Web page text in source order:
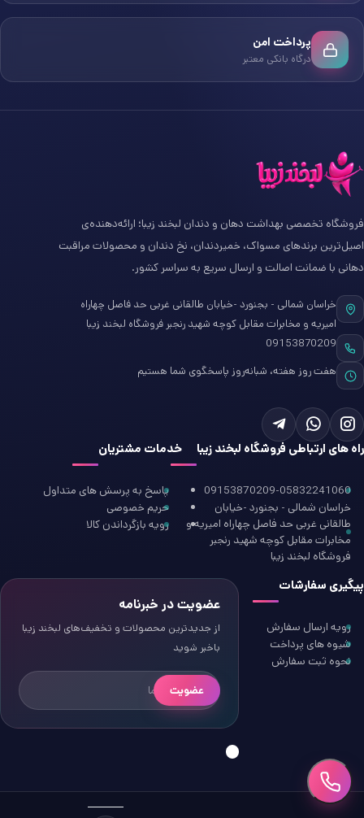
پرداخت امن
درگاه بانکی معتبر
فروشگاه تخصصی بهداشت دهان و دندان لبخند زیبا؛ ارائه‌دهنده‌ی
اصیل‌ترین برندهای مسواک، خمیردندان، نخ دندان و محصولات مراقبت
دهانی با ضمانت اصالت و ارسال سریع به سراسر کشور.
خراسان شمالی - بجنورد -خیابان طالقانی غربی حد فاصل چهاراه
امیریه و مخابرات مقابل کوچه شهید رنجبر فروشگاه لبخند زیبا
09153870209
هفت روز هفته، شبانه‌روز پاسخگوی شما هستیم
راه های ارتباطی فروشگاه لبخند زیبا
09153870209-05832241060
خراسان شمالی - بجنورد -خیابان
طالقانی غربی حد فاصل چهاراه امیریه و
مخابرات مقابل کوچه شهید رنجبر
فروشگاه لبخند زیبا
خدمات مشتریان
پاسخ به پرسش های متداول
حریم خصوصی
رویه بازگرداندن کالا
پیگیری سفارشات
رویه ارسال سفارش
شیوه های پرداخت
نحوه ثبت سفارش
عضویت در خبرنامه
از جدیدترین محصولات و تخفیف‌های لبخند زیبا
باخبر شوید
عضویت